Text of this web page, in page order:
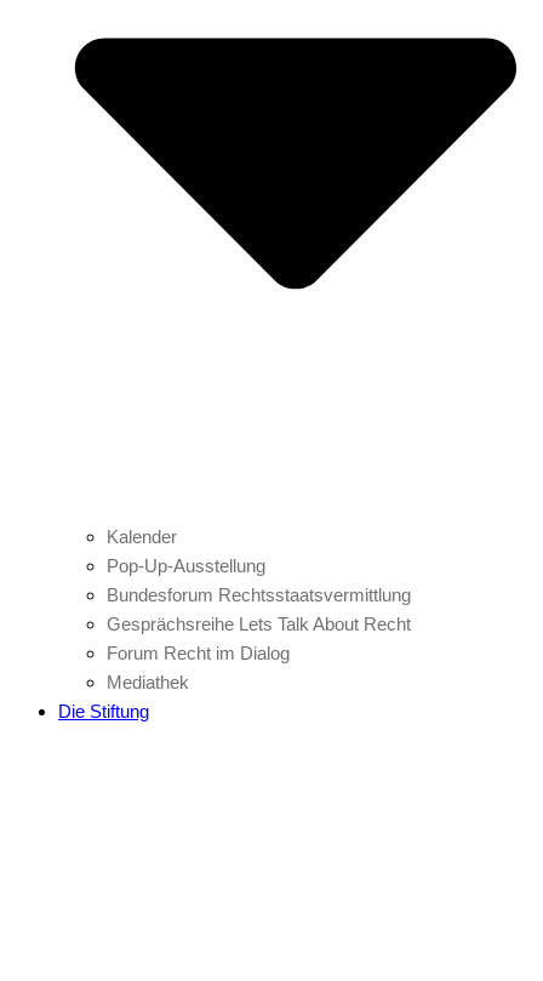
Kalender
Pop-Up-Ausstellung
Bundesforum Rechtsstaatsvermittlung
Gesprächsreihe Lets Talk About Recht
Forum Recht im Dialog
Mediathek
Die Stiftung